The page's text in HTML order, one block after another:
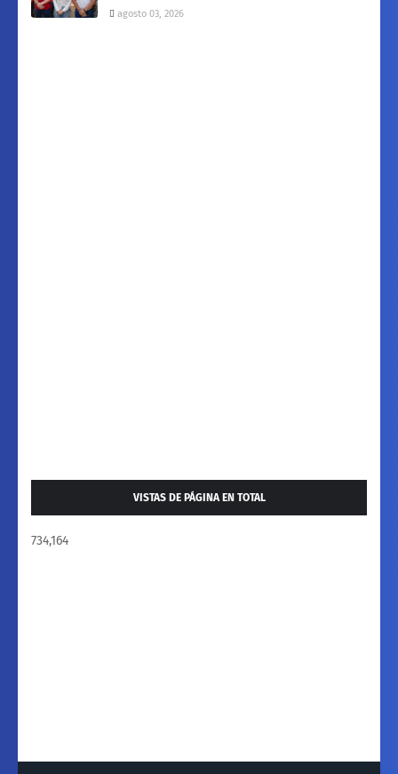
agosto 03, 2026
VISTAS DE PÁGINA EN TOTAL
734,164